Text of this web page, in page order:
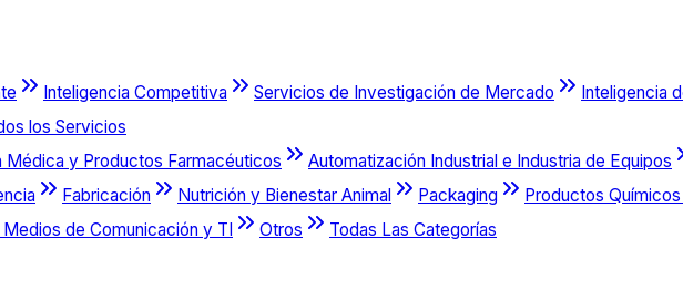
Inteligencia Competitiva Servicios de Investigación de Mercado Inteligencia
los Servicios
Médica y Productos Farmacéuticos Automatización Industrial e Industria de Equipos
Fabricación Nutrición y Bienestar Animal Packaging Productos
de Comunicación y TI Otros Todas Las Categorías